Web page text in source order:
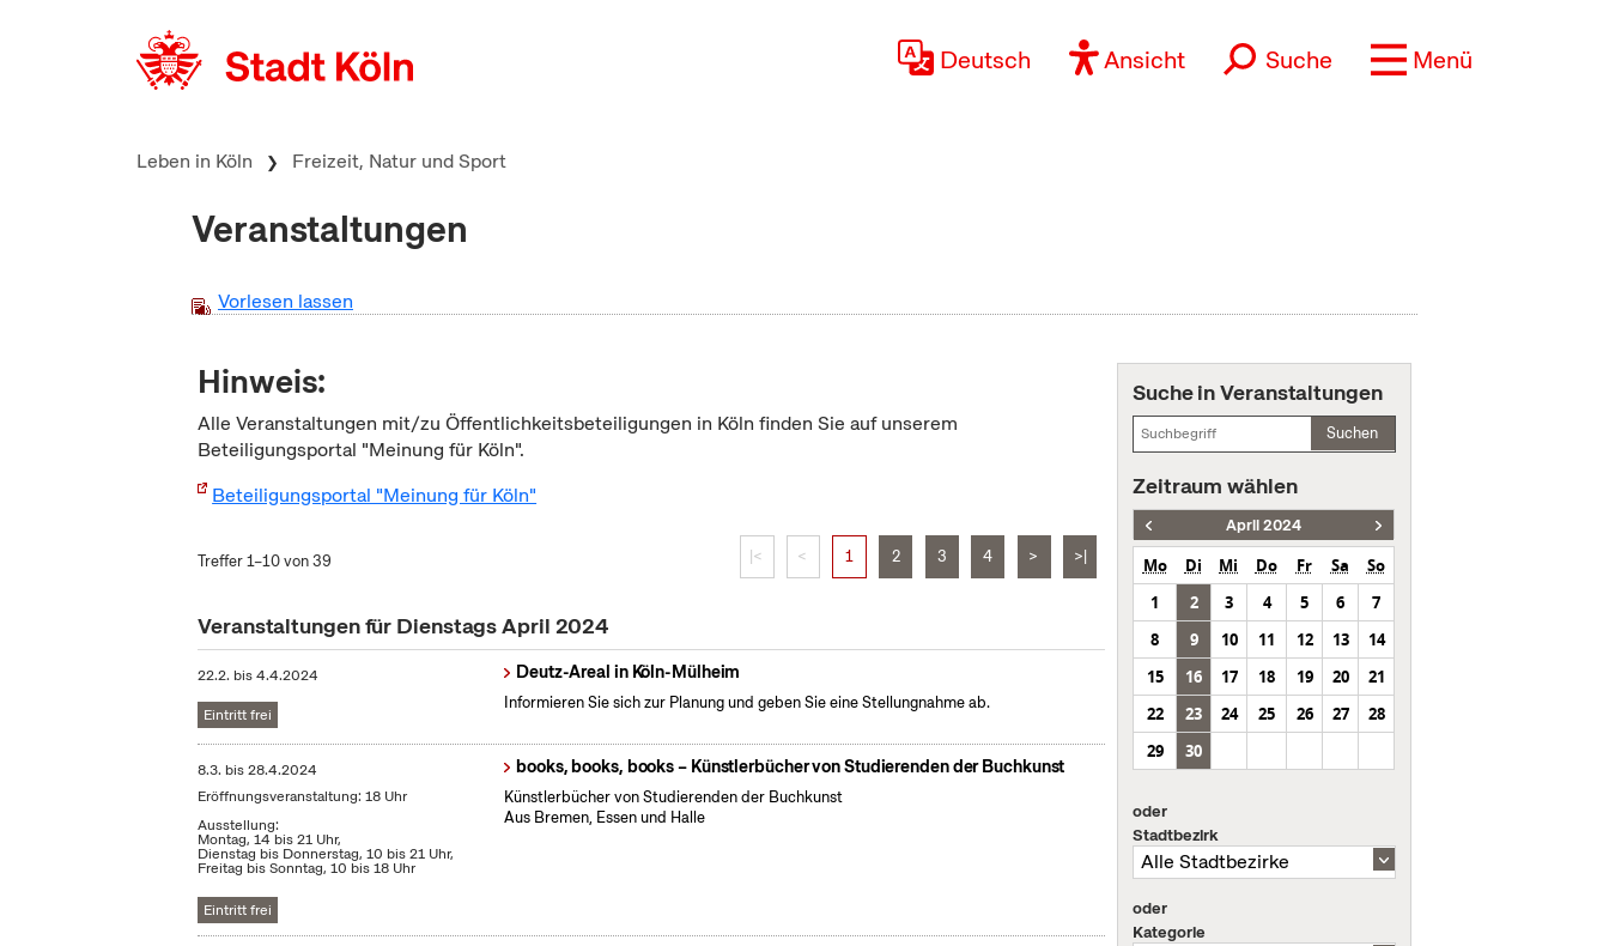
Deutsch Ansicht Suche Menü
Leben in Köln Freizeit, Natur und Sport
Veranstaltungen
Vorlesen lassen
Hinweis:
Alle Veranstaltungen mit/zu Öffentlichkeitsbeteiligungen in Köln finden Sie auf unserem
Beteiligungsportal "Meinung für Köln".
Beteiligungsportal "Meinung für Köln"
Treffer 1–10 von 39 |< < 1 2 3 4 > >|
Veranstaltungen für Dienstags April 2024
22.2. bis4.4.2024
Eintritt frei
Deutz-Areal in Köln-Mülheim
Informieren Sie sich zur Planung und geben Sie eine Stellungnahme ab.
8.3. bis28.4.2024
Eröffnungsveranstaltung: 18 Uhr
Ausstellung:
Montag, 14 bis 21 Uhr,
Dienstag bis Donnerstag, 10 bis 21 Uhr,
Freitag bis Sonntag, 10 bis 18 Uhr
Eintritt frei
books, books, books – Künstlerbücher von Studierenden der Buchkunst
Künstlerbücher von Studierenden der Buchkunst
Aus Bremen, Essen und Halle
Suche in Veranstaltungen
Suchen
Zeitraum wählen
April 2024
Mo Di Mi Do Fr Sa
So
1
2 3 4 5 6
7
8
9 10 11 12 13
14
15
16 17 18 19 20
21
22
23 24 25 26 27
28
29
30
oder
Stadtbezirk
oder
Kategorie